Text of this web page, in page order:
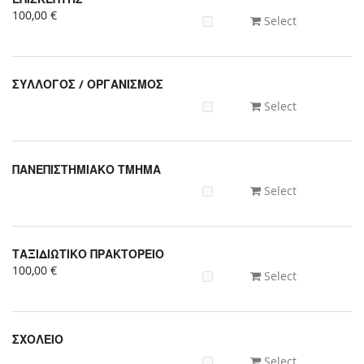
Uncategorized
100,00 €
Select
ΣΥΛΛΟΓΟΣ / ΟΡΓΑΝΙΣΜΟΣ
Select
ΠΑΝΕΠΙΣΤΗΜΙΑΚΟ ΤΜΗΜΑ
Select
ΤΑΞΙΔΙΩΤΙΚΟ ΠΡΑΚΤΟΡΕΙΟ
100,00 €
Select
ΣΧΟΛΕΙΟ